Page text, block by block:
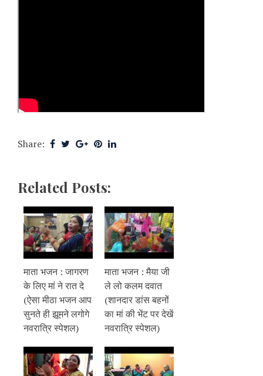
Share:
Related Posts:
माता भजन : जागरण
के लिए मां ने रात दे
(ऐसा मीठा भजन आप
सुनते ही झूमने लगोगे
नवरात्रि स्पेशल)
माता भजन : मैया जी
ले लो कलम दवात
(शानदार डांस बहनों
का मां की भेंट पर देखें
नवरात्रि स्पेशल)